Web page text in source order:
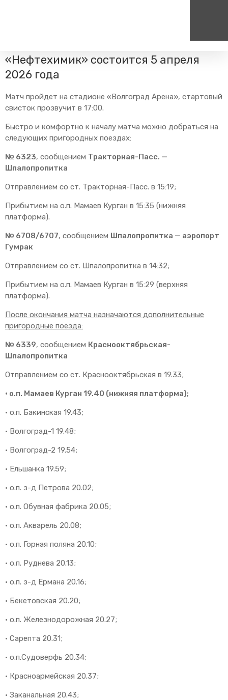
Пассажирам
Справочник
Режим работы билетных
касс
пригородных поездов
Мобильное приложение
Правила проезда
Для маломобильных
Групповые маршруты
Единый номер вызова экстренных служб
«Нефтехимик» состоится 5 апреля
2026 года
Матч пройдет на стадионе «Волгоград Арена», стартовый
свисток прозвучит в 17:00.
Быстро и комфортно к началу матча можно добраться на
следующих пригородных поездах:
№ 6323, сообщением Тракторная-Пасс. —
Шпалопропитка
Отправлением со ст. Тракторная-Пасс. в 15:19;
Прибытием на о.п. Мамаев Курган в 15:35 (нижняя
платформа).
№ 6708/6707, сообщением Шпалопропитка — аэропорт
Гумрак
Отправлением со ст. Шпалопропитка в 14:32;
Прибытием на о.п. Мамаев Курган в 15:29 (верхняя
платформа).
После окончания матча назначаются дополнительные
пригородные поезда:
№ 6339, сообщением Краснооктябрьская-
Шпалопропитка
Отправлением со ст. Краснооктябрьская в 19.33;
· о.п. Мамаев Курган 19.40 (нижняя платформа);
· о.п. Бакинская 19.43;
· Волгоград-1 19.48;
· Волгоград-2 19.54;
· Ельшанка 19.59;
· о.п. з-д Петрова 20.02;
· о.п. Обувная фабрика 20.05;
· о.п. Акварель 20.08;
· о.п. Горная поляна 20.10;
· о.п. Руднева 20.13;
· о.п. з-д Ермана 20.16;
· Бекетовская 20.20;
· о.п. Железнодорожная 20.27;
· Сарепта 20.31;
· о.п.Судоверфь 20.34;
· Красноармейская 20.37;
· Заканальная 20.43;